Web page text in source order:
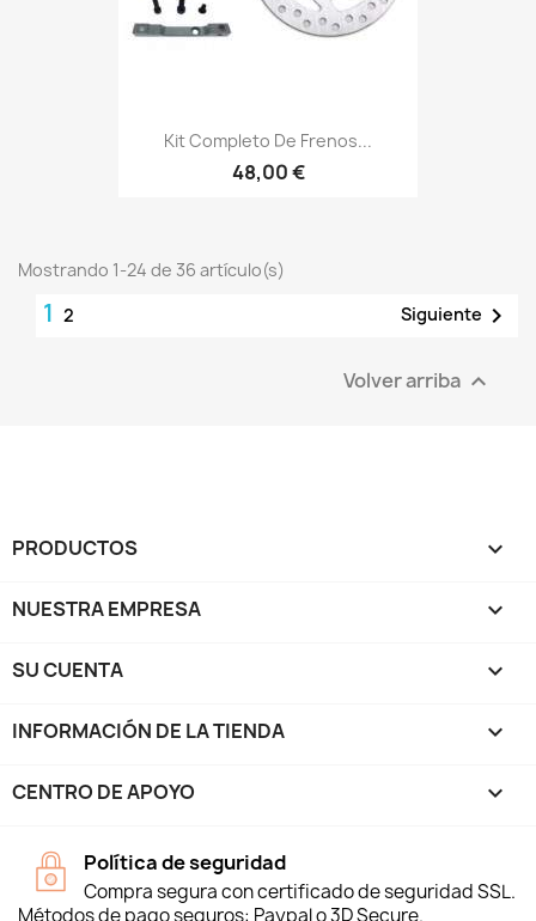
Kit Completo De Frenos...
48,00 €
Mostrando 1-24 de 36 artículo(s)
1 2 Siguiente 
Volver arriba 
PRODUCTOS 
NUESTRA EMPRESA 
SU CUENTA 
INFORMACIÓN DE LA TIENDA keyboard_arrow_down
CENTRO DE APOYO 
Política de seguridad
Compra segura con certificado de seguridad SSL.
Métodos de pago seguros: Paypal o 3D Secure.